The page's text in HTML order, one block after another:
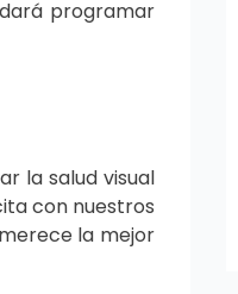
programar
la salud visual
con nuestros
la mejor